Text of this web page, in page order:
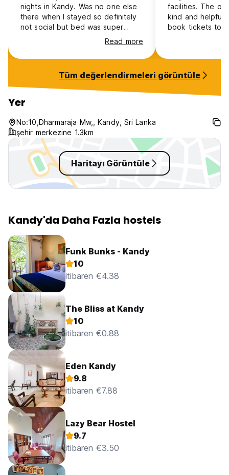
nights in Kandy. Was no one else
there when I stayed so definitely
not social but bed was super
comfy and it’s well located. Close
to Kandy lake and the temple of
the tooth. Great value, would stay
Read more
facilities. The
kind and helpful.
book tickets to
Tüm değerlendirmeleri görüntüle
Yer
No:10,Dharmaraja Mw,, Kandy, Sri Lanka
şehir merkezine 1.3km
Haritayı Görüntüle
Kandy'da Daha Fazla hostels
Funk Bunks - Kandy
10
itibaren €4.38
The Bliss at Kandy
10
itibaren €0.88
Eden Kandy
9.8
itibaren €7.88
Lazy Bear Hostel
9.7
itibaren €3.50